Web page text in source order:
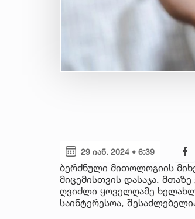
29 იან. 2024 • 6:39
ბერძნული მითოლოგიის
მიცემისთვის დასაჯა.
ღვიძლი ყოველღამე
საინტერესოა,